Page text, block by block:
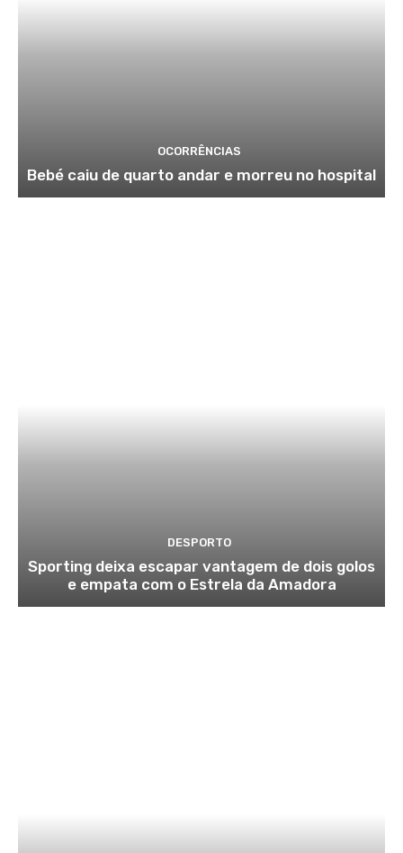
OCORRÊNCIAS
Bebé caiu de quarto andar e morreu no hospital
DESPORTO
Sporting deixa escapar vantagem de dois golos
e empata com o Estrela da Amadora